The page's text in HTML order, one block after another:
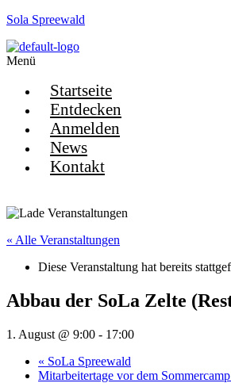
Sola Spreewald
Menü
Startseite
Entdecken
Anmelden
News
Kontakt
« Alle Veranstaltungen
Diese Veranstaltung hat bereits
Abbau der SoLa Zelte
1. August @ 9:00 - 17:00
« SoLa Spreewald
Mitarbeitertage vor dem Sommercamp